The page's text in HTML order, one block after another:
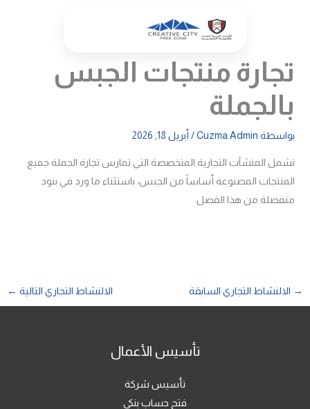
تجارة منتجات الجبس
بالجملة
بواسطة Cuzma Admin
/ أبريل 18, 2026
تشمل المنشآت التجارية المتخصصة التي تمارس تجارة الجملة جميع
المنتجات المصنوعة أساساً من الجبس، باستثناء ما ورد في بنود
منفصلة من هذا الفصل.
→ الالنشاط التجاري السابقة الالنشاط التجاري التالية ←
تأسيس الأعمال
تأسيس شركة
فتح حساب بنكي